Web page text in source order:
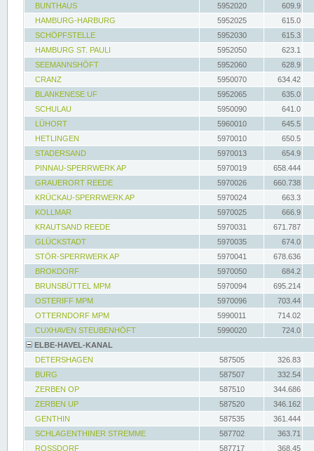
BUNTHAUS
5952020
609.9
HAMBURG-HARBURG
5952025
615.0
SCHÖPFSTELLE
5952030
615.3
HAMBURG ST. PAULI
5952050
623.1
SEEMANNSHÖFT
5952060
628.9
CRANZ
5950070
634.42
BLANKENESE UF
5952065
635.0
SCHULAU
5950090
641.0
LÜHORT
5960010
645.5
HETLINGEN
5970010
650.5
STADERSAND
5970013
654.9
PINNAU-SPERRWERK AP
5970019
658.444
GRAUERORT REEDE
5970026
660.738
KRÜCKAU-SPERRWERK AP
5970024
663.3
KOLLMAR
5970025
666.9
KRAUTSAND REEDE
5970031
671.787
GLÜCKSTADT
5970035
674.0
STÖR-SPERRWERK AP
5970041
678.636
BROKDORF
5970050
684.2
BRUNSBÜTTEL MPM
5970094
695.214
OSTERIFF MPM
5970096
703.44
OTTERNDORF MPM
5990011
714.02
CUXHAVEN STEUBENHÖFT
5990020
724.0
ELBE-HAVEL-KANAL
DETERSHAGEN
587505
326.83
BURG
587507
332.54
ZERBEN OP
587510
344.686
ZERBEN UP
587520
346.162
GENTHIN
587535
361.444
SCHLAGENTHINER STREMME
587702
363.71
ROSSDORF
587717 368.45